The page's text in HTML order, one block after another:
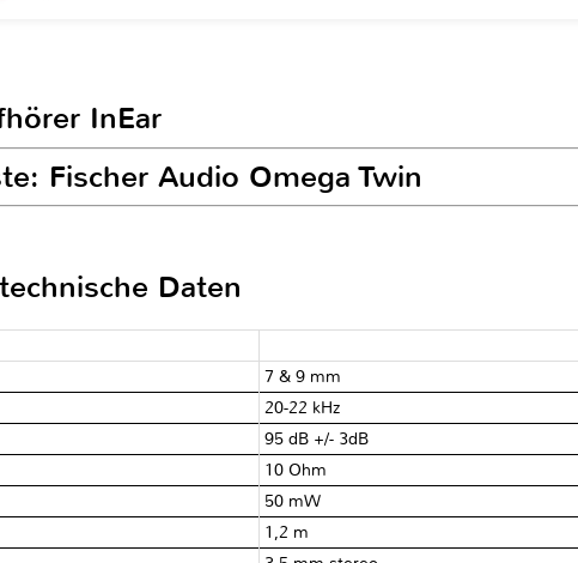
InEar
Fischer Audio Omega Twin
Daten
7 & 9 mm
20-22 kHz
95 dB +/- 3dB
10 Ohm
50 mW
1,2 m